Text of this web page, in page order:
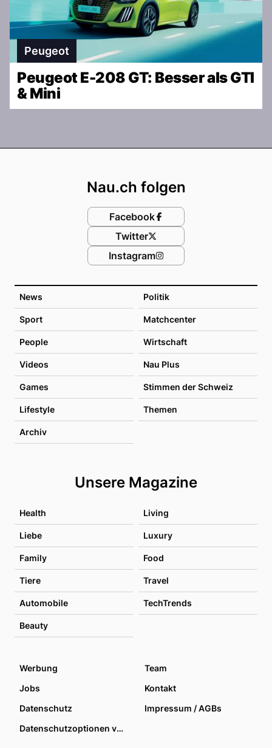
Peugeot
Peugeot E-208 GT: Besser als GTI
& Mini
News Politik
Sport Matchcenter
People Wirtschaft
Videos Nau Plus
Games Stimmen der Schweiz
Lifestyle Themen
Archiv
Unsere Magazine
Health Living
Liebe Luxury
Family Food
Tiere Travel
Automobile TechTrends
Beauty
Nau.ch folgen
Facebook
Twitter
Instagram
Werbung
Team
Jobs
Kontakt
Datenschutz
Impressum / AGBs
Datenschutzoptionen verwalten